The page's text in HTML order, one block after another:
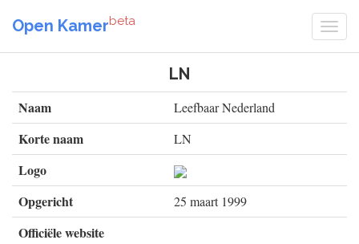
Open Kamerbeta
LN
Naam Leefbaar Nederland
Korte naam LN
Logo
Opgericht
25 maart 1999
Officiële website